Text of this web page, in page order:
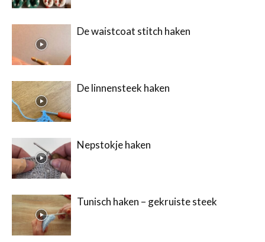
De waistcoat stitch haken
De linnensteek haken
Nepstokje haken
Tunisch haken – gekruiste steek